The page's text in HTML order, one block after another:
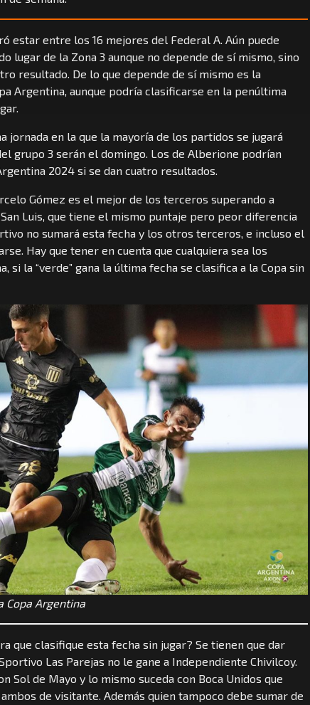
estar entre los 16 mejores del Federal A. Aún puede
lugar de la Zona 3 aunque no depende de sí mismo, sino
resultado. De lo que depende de sí mismo es la
Argentina, aunque podría clasificarse en la penúltima
jornada en la que la mayoría de los partidos se jugará
grupo 3 serán el domingo. Los de Alberione podrían
2024 si se dan cuatro resultados.
Gómez es el mejor de los terceros superando a
Luis, que tiene el mismo puntaje pero peor diferencia
no sumará esta fecha y los otros terceros, e incluso el
Hay que tener en cuenta que cualquiera sea los
si la “verde” gana la última fecha se clasifica a la Copa sin
Copa Argentina
que clasifique esta fecha sin jugar? Se tienen que dar
Las Parejas no le gane a Independiente Chivilcoy.
Sol de Mayo y lo mismo suceda con Boca Unidos que
de visitante. Además quien tampoco debe sumar de